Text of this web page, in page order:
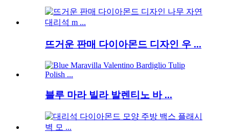
뜨거운 판매 다이아몬드 디자인 우 ...
블루 마라 빌라 발렌티노 바 ...